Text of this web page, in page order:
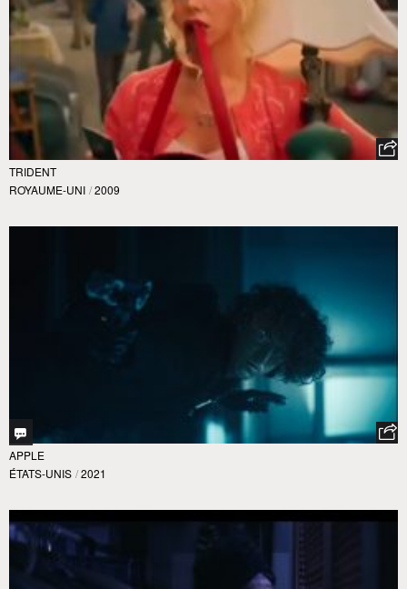
TRIDENT
ROYAUME-UNI / 2009
APPLE
ÉTATS-UNIS / 2021